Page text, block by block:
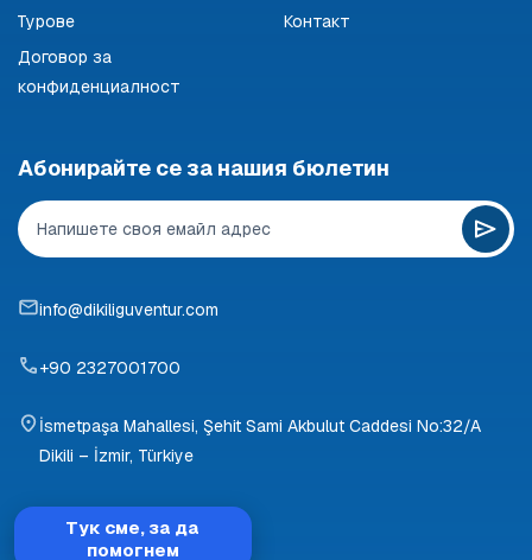
Турове
Договор за
конфиденциалност
Контакт
Абонирайте се за нашия бюлетин
info@dikiliguventur.com
+90 2327001700
İsmetpaşa Mahallesi, Şehit Sami Akbulut Caddesi No:32/A
Dikili – İzmir, Türkiye
Тук сме, за да
помогнем